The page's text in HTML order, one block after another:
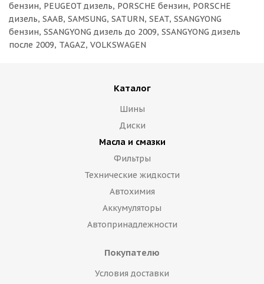
бензин, PEUGEOT дизель, PORSCHE бензин, PORSCHE
дизель, SAAB, SAMSUNG, SATURN, SEAT, SSANGYONG
бензин, SSANGYONG дизель до 2009, SSANGYONG дизель
после 2009, TAGAZ, VOLKSWAGEN
Каталог
Шины
Диски
Масла и смазки
Фильтры
Технические жидкости
Автохимия
Аккумуляторы
Автопринадлежности
Покупателю
Условия доставки